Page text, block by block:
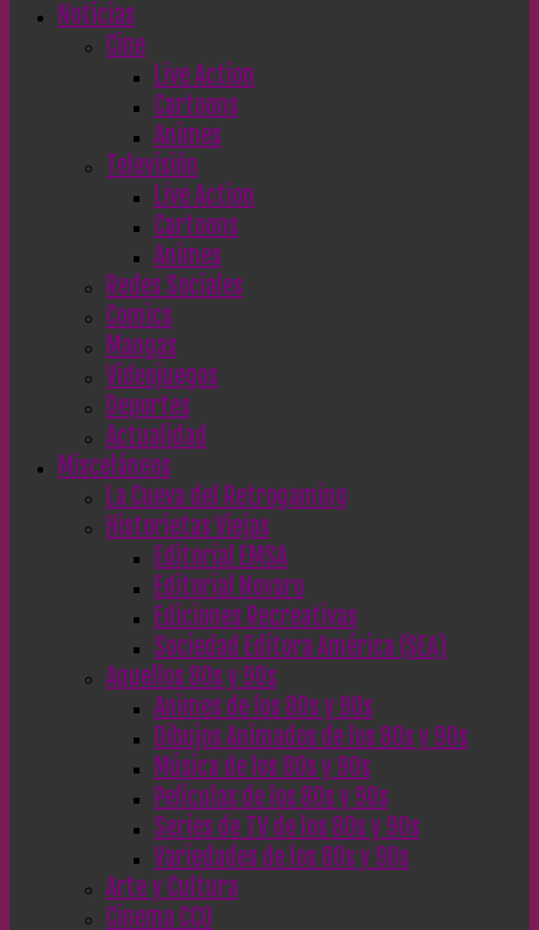
Noticias
Cine
Live Action
Cartoons
Animes
Televisión
Live Action
Cartoons
Animes
Redes Sociales
Comics
Mangas
Videojuegos
Deportes
Actualidad
Misceláneos
La Cueva del Retrogaming
Historietas Viejas
Editorial EMSA
Editorial Novaro
Ediciones Recreativas
Sociedad Editora América (SEA)
Aquellos 80s y 90s
Animes de los 80s y 90s
Dibujos Animados de los 80s y 90s
Música de los 80s y 90s
Películas de los 80s y 90s
Series de TV de los 80s y 90s
Variedades de los 80s y 90s
Arte y Cultura
Cinema CC0